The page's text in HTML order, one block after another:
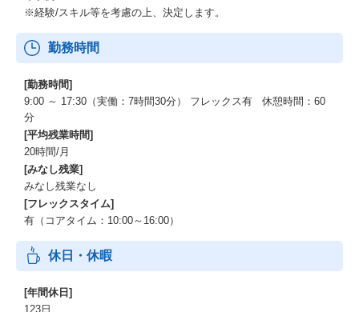
※経験/スキル等を考慮の上、決定します。
勤務時間
[勤務時間]
9:00 ～ 17:30（実働：7時間30分） フレックス有 休憩時間：60
分
[平均残業時間]
20時間/月
[みなし残業]
みなし残業なし
[フレックスタイム]
有（コアタイム：10:00～16:00）
休日・休暇
[年間休日]
123日